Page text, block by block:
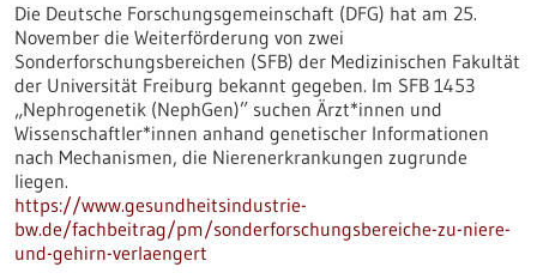
Die Deutsche Forschungsgemeinschaft (DFG) hat am 25.
November die Weiterförderung von zwei
Sonderforschungsbereichen (SFB) der Medizinischen Fakultät
der Universität Freiburg bekannt gegeben. Im SFB 1453
„Nephrogenetik (NephGen)” suchen Ärzt*innen und
Wissenschaftler*innen anhand genetischer Informationen
nach Mechanismen, die Nierenerkrankungen zugrunde
liegen.
https://www.gesundheitsindustrie-
bw.de/fachbeitrag/pm/sonderforschungsbereiche-zu-niere-
und-gehirn-verlaengert